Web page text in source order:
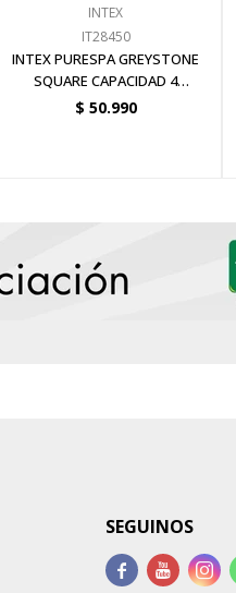
INTEX
IT28450
INTEX PURESPA GREYSTONE
SQUARE CAPACIDAD 4
PERSONAS
$ 50.990
SEGUINOS
  